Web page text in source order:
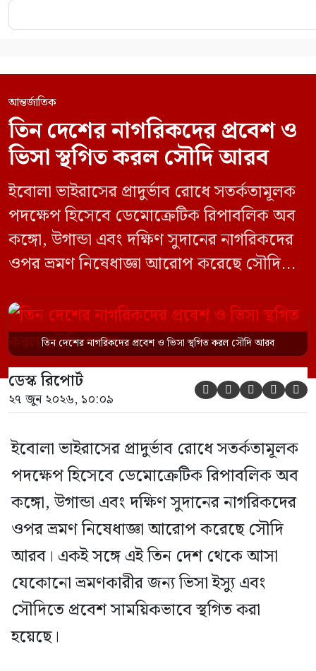
আন্তর্জাতিক
তিন দেশের নাগরিকদের প্রবেশ ও
ভিসা স্থগিত করল সৌদি আরব
ইবোলা ভাইরাসের প্রাদুর্ভাব রোধে সতর্কতামূলক
পদক্ষেপ হিসেবে ডেমোক্রেটিক রিপাবলিক অব
কঙ্গো, উগান্ডা এবং দক্ষিণ সুদানের নাগরিকদের
ওপর ভ্রমণ নিষেধাজ্ঞা আরোপ করেছে সৌদি
যেকোনো ভ্রমণকারীর জন্য ভিসা ইস্যু এবং
সৌদিতে প্রবেশ সাময়িকভাবে স্থগিত করা
হয়েছে। সৌদি প্রেস এজেন্সি (এসপিএ)
জানিয়েছে, এই নিষেধাজ্ঞা শুধুমাত্র সরাসরি ওই
তিন দেশ থেকে […]
তিন দেশের নাগরিকদের প্রবেশ ও ভিসা স্থগিত করল সৌদি আরব
ডেস্ক রিপোর্ট
২৭ জুন ২০২৬, ১০:০৯     
ইবোলা ভাইরাসের প্রাদুর্ভাব রোধে সতর্কতামূলক
পদক্ষেপ হিসেবে ডেমোক্রেটিক রিপাবলিক অব
কঙ্গো, উগান্ডা এবং দক্ষিণ সুদানের নাগরিকদের
ওপর ভ্রমণ নিষেধাজ্ঞা আরোপ করেছে সৌদি
আরব। একই সঙ্গে এই তিন দেশ থেকে আসা
যেকোনো ভ্রমণকারীর জন্য ভিসা ইস্যু এবং
সৌদিতে প্রবেশ সাময়িকভাবে স্থগিত করা
হয়েছে।